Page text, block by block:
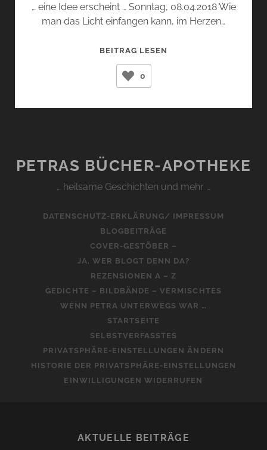
… eine Idee erscheint … Sonntag, 08.04.2018 Wie
man das Licht einfangen kann, im Herzen…
BEITRAG LESEN
I
0
PETRAS BÜCHER-APOTHEKE
… heilsame Geschichten und mehr …
DATENSCHUTZ-ERKLÄRUNG/ IMPRESSUM
BLOGBEITRÄGE
COVER-GESTÖBER –
JA, WER BLOGT DENN DA?
REZENSIONEN A – Z
GEDICHTE – BILDBÄNDE – VERMISCHTES
WENN PETRA UNTERWEGS WAR …
STARTSEITE
SELBSTVERFASSTES
PRIVATSPHÄRE-EINSTELLUNGEN ÄNDERN
HISTORIE DER PRIVATSPHÄRE-EINSTELLUNGEN
EINWILLIGUNGEN WIDERRUFEN
AKTUELLE BEITRÄGE